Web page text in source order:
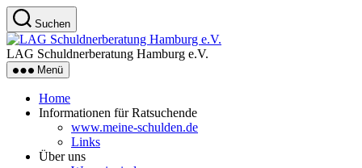
Zum
Inhalt
springen
Suchen
LAG Schuldnerberatung Hamburg e.V.
Menü
Home
Informationen für Ratsuchende
www.meine-schulden.de
Links
Über uns